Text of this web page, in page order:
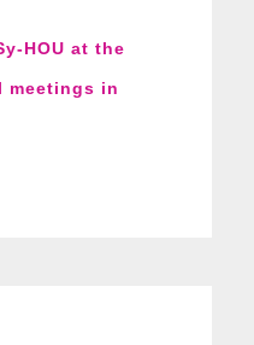
HOU at the
meetings in